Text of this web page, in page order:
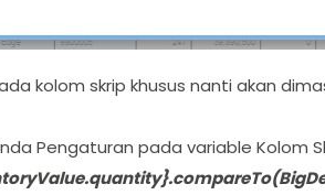
kolom skrip khusus nanti akan
Pengaturan pada variable Kolom